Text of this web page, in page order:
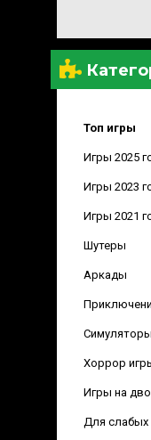
Топ игры
Игры 2025
Игры 2023
Игры 2021
Шутеры
Аркады
Симуляторы
Хоррор
Игры на
Для